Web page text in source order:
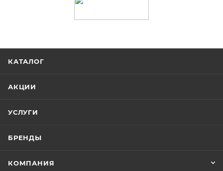
КАТАЛОГ
АКЦИИ
УСЛУГИ
БРЕНДЫ
КОМПАНИЯ